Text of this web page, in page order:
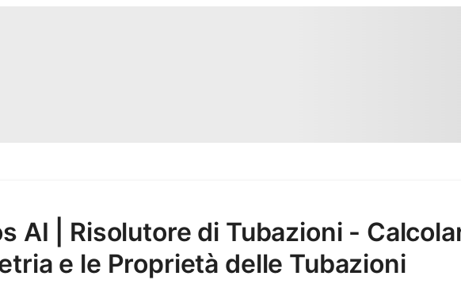
AI | Risolutore di Tubazioni -
e le Proprietà delle Tubazioni